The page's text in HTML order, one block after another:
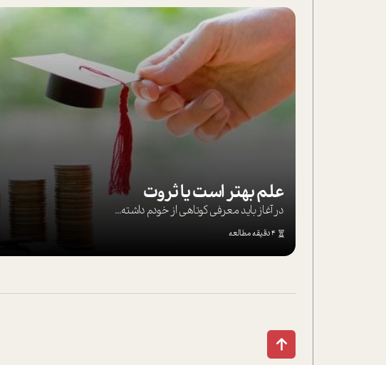
علم بهتر است یا ثروت
در آغاز باید معرفی کوتاهی از خودم داشته...
4 دقیقه مطالعه